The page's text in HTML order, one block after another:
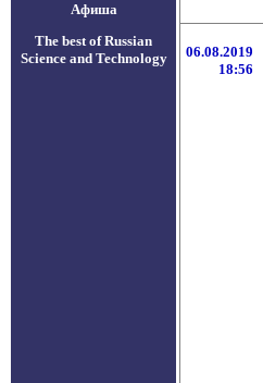
Афиша
The best of Russian
Science and Technology
06.08.2019
18:56